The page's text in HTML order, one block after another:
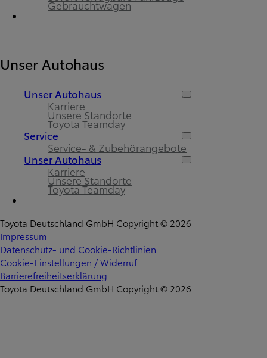
Gebrauchtwagen
Unser Autohaus
Unser Autohaus
Karriere
Unsere Standorte
Toyota Teamday
Service
Service- & Zubehörangebote
Unser Autohaus
Karriere
Unsere Standorte
Toyota Teamday
Toyota Deutschland GmbH Copyright © 2026
Impressum
Datenschutz- und Cookie-Richtlinien
Cookie-Einstellungen / Widerruf
Barrierefreiheitserklärung
Toyota Deutschland GmbH Copyright © 2026